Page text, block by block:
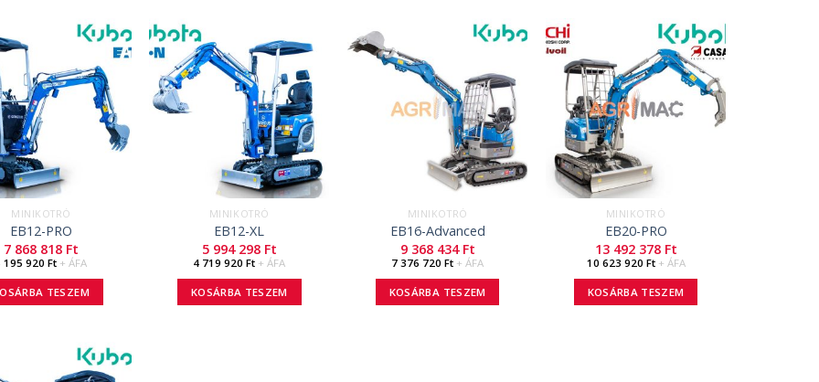
MINIKOTRÓ
EB12-PRO
7 868 818 Ft
195 920Ft + ÁFA
TESZEM
MINIKOTRÓ
EB12-XL
5 994 298 Ft
4 719 920Ft + ÁFA
KOSÁRBA TESZEM
MINIKOTRÓ
EB16-Advanced
9 368 434 Ft
7 376 720Ft + ÁFA
KOSÁRBA TESZEM
MINIKOTRÓ
EB20-PRO
13 492 378 Ft
10 623 920 Ft+ ÁFA
KOSÁRBA TESZEM